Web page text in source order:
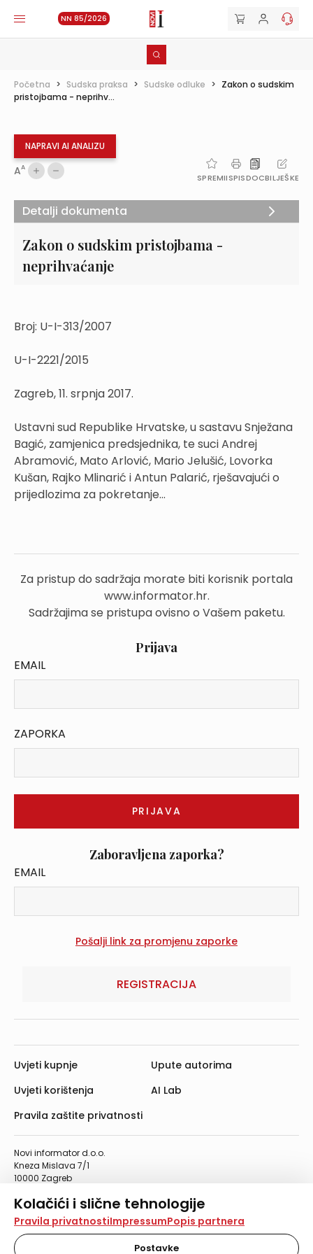
Kolačići i slične tehnologije
Na našoj web stranici koristimo kolačiće i slične
tehnologije za pohranu, čitanje i obradu informacija na
vašem uređaju. Time poboljšavamo korisničko iskustvo,
Pravila privatnostiImpressumPopis partnera
Postavke
NN 85/2026
Početna > Sudska praksa > Sudske odluke > Zakon o sudskim
pristojbama - neprihv...
NAPRAVI AI ANALIZU
AA
SPREMIISPISDOCBILJEŠKE
Zakon o sudskim pristojbama -
neprihvaćanje
Broj: U-I-313/2007
U-I-2221/2015
Zagreb, 11. srpnja 2017.
Ustavni sud Republike Hrvatske, u sastavu Snježana
Bagić, zamjenica predsjednika, te suci Andrej
Abramović, Mato Arlović, Mario Jelušić, Lovorka
Kušan, Rajko Mlinarić i Antun Palarić, rješavajući o
prijedlozima za pokretanje...
Za pristup do sadržaja morate biti korisnik portala
www.informator.hr.
Sadržajima se pristupa ovisno o Vašem paketu.
Prijava
EMAIL
ZAPORKA
Zaboravljena zaporka?
EMAIL
REGISTRACIJA
Detalji dokumenta
Novi informator d.o.o.
Kneza Mislava 7/1
10000 Zagreb
Telefaks: 01/4612-553
info@informator.hr
Uvjeti kupnje
Uvjeti korištenja
Pravila zaštite privatnosti
Upute autorima
AI Lab